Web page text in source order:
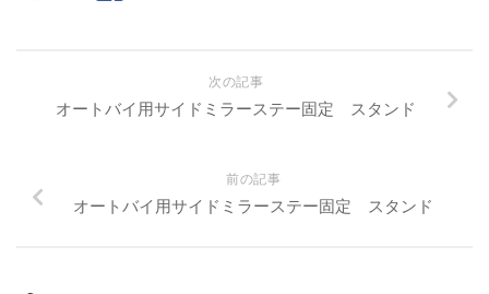
次の記事
オートバイ用サイドミラーステー固定 スタンド
前の記事
オートバイ用サイドミラーステー固定 スタンド